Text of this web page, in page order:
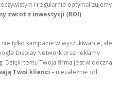
i regularnie optymalizujemy
zwrot z inwestycji (ROI).
tylko kampanie w wyszukiwarce, ale
Display Network oraz reklamy
Dzięki temu Twoja firma jest widoczna
Twoi klienci – niezależnie od